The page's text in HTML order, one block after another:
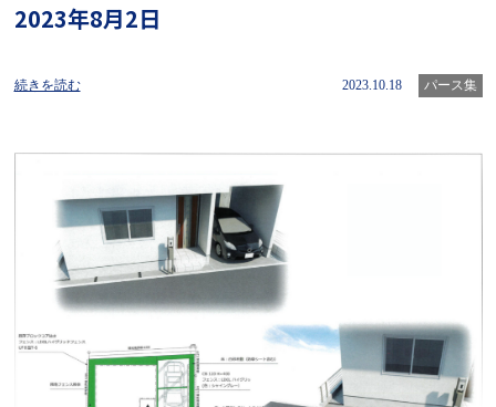
2023年8月2日
続きを読む 2023.10.18 パース集